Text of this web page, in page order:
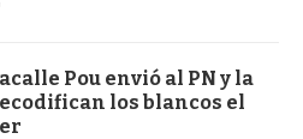
Pou envió al PN y la
los blancos el